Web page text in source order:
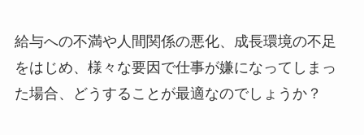
給与への不満や人間関係の悪化、成長環境の不足
をはじめ、様々な要因で仕事が嫌になってしまっ
た場合、どうすることが最適なのでしょうか？